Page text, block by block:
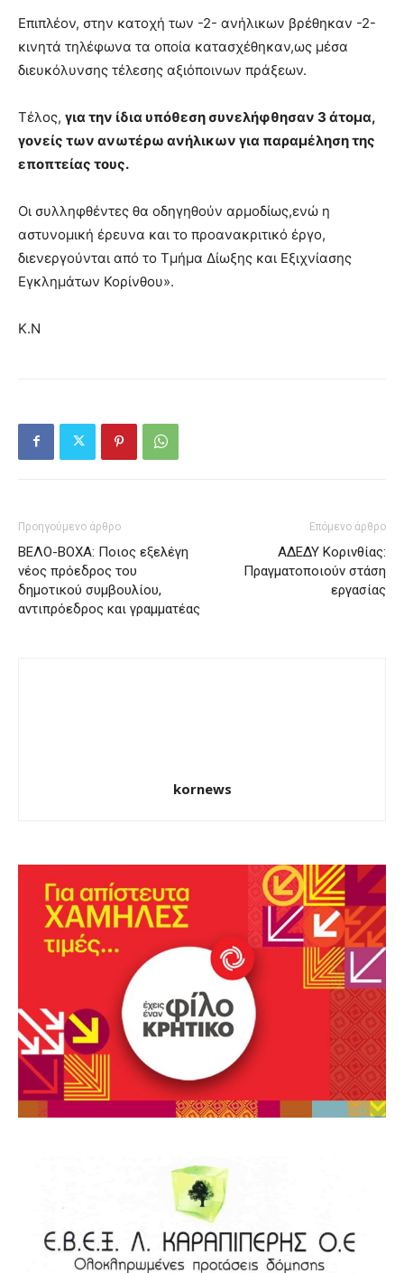
Επιπλέον, στην κατοχή των -2- ανήλικων βρέθηκαν -2-
κινητά τηλέφωνα τα οποία κατασχέθηκαν,ως μέσα
διευκόλυνσης τέλεσης αξιόποινων πράξεων.
Τέλος, για την ίδια υπόθεση συνελήφθησαν 3 άτομα,
γονείς των ανωτέρω ανήλικων για παραμέληση της
εποπτείας τους.
Οι συλληφθέντες θα οδηγηθούν αρμοδίως,ενώ η
αστυνομική έρευνα και το προανακριτικό έργο,
διενεργούνται από το Τμήμα Δίωξης και Εξιχνίασης
Εγκλημάτων Κορίνθου».
Κ.Ν
Προηγούμενο άρθρο
ΒΕΛΟ-ΒΟΧΑ: Ποιος εξελέγη
νέος πρόεδρος του
δημοτικού συμβουλίου,
αντιπρόεδρος και γραμματέας
Επόμενο άρθρο
ΑΔΕΔΥ Κορινθίας:
Πραγματοποιούν στάση
εργασίας
kornews